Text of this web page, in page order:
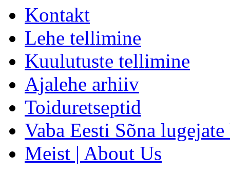
Kontakt
Lehe tellimine
Kuulutuste tellimine
Ajalehe arhiiv
Toiduretseptid
Vaba Eesti Sõna
Meist | About Us